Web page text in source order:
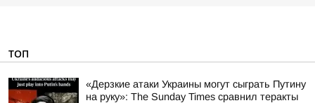
ТОП
«Дерзкие атаки Украины могут сыграть Путину
на руку»: The Sunday Times сравнил теракты